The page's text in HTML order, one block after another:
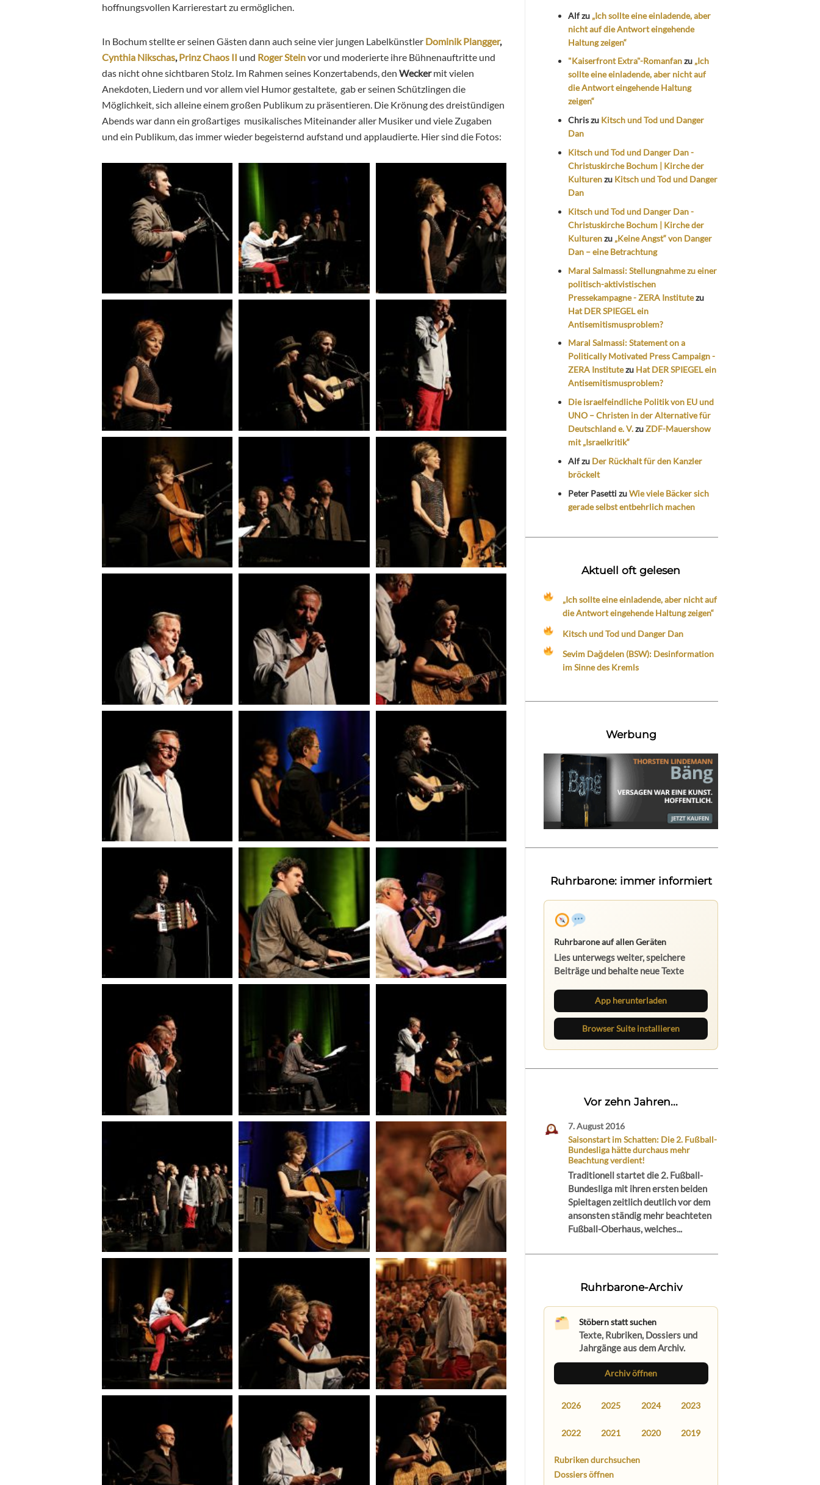
hoffnungsvollen Karrierestart zu ermöglichen.
In Bochum stellte er seinen Gästen dann auch seine vier jungen Labelkünstler Dominik Plangger,
Cynthia Nikschas, Prinz Chaos II und Roger Steinvor und moderierte ihre Bühnenauftritte und
das nicht ohne sichtbaren Stolz. Im Rahmen seines Konzertabends, den Weckermit vielen
Anekdoten, Liedern und vor allem viel Humor gestaltete, gab er seinen Schützlingen die
Möglichkeit, sich alleine einem großen Publikum zu präsentieren. Die Krönung des dreistündigen
Abends war dann ein großartiges musikalisches Miteinander aller Musiker und viele Zugaben
und ein Publikum, das immer wieder begeisternd aufstand und applaudierte. Hier sind die Fotos:
Alfzu „Ich sollte eine einladende, aber
nicht auf die Antwort eingehende
Haltung zeigen“
"Kaiserfront Extra"-Romanfanzu „Ich
sollte eine einladende, aber nicht auf
die Antwort eingehende Haltung
zeigen“
Chriszu Kitsch und Tod und Danger
Dan
Kitsch und Tod und Danger Dan -
Christuskirche Bochum | Kirche der
Kulturenzu Kitsch und Tod und Danger
Dan
Kitsch und Tod und Danger Dan -
Christuskirche Bochum | Kirche der
Kulturenzu „Keine Angst“ von Danger
Dan – eine Betrachtung
Maral Salmassi: Stellungnahme zu einer
politisch-aktivistischen
Pressekampagne - ZERA Institutezu
Hat DER SPIEGEL ein
Antisemitismusproblem?
Maral Salmassi: Statement on a
Politically Motivated Press Campaign -
ZERA Institutezu Hat DER SPIEGEL ein
Antisemitismusproblem?
Die israelfeindliche Politik von EU und
UNO – Christen in der Alternative für
Deutschland e. V.zuZDF-Mauershow
mit „Israelkritik“
Alfzu Der Rückhalt für den Kanzler
bröckelt
Peter PasettizuWie viele Bäcker sich
gerade selbst entbehrlich machen
Aktuell oft gelesen
„Ich sollte eine einladende, aber nicht auf
die Antwort eingehende Haltung zeigen“
Kitsch und Tod und Danger Dan
Sevim Dağdelen (BSW): Desinformation
im Sinne des Kremls
Werbung
Ruhrbarone: immer informiert
Ruhrbarone auf allen Geräten
Lies unterwegs weiter, speichere
Beiträge und behalte neue Texte
App herunterladen
Browser Suite installieren
Vor zehn Jahren...
7. August 2016
Saisonstart im Schatten: Die 2. Fußball-
Bundesliga hätte durchaus mehr
Beachtung verdient!
Traditionell startet die 2. Fußball-
Bundesliga mit ihren ersten beiden
Spieltagen zeitlich deutlich vor dem
ansonsten ständig mehr beachteten
Fußball-Oberhaus, welches...
Ruhrbarone-Archiv
Stöbern statt suchen
Texte, Rubriken, Dossiers und
Jahrgänge aus dem Archiv.
Archiv öffnen
2026 2025 2024 2023
2022 2021 2020 2019
Rubriken durchsuchen
Dossiers öffnen